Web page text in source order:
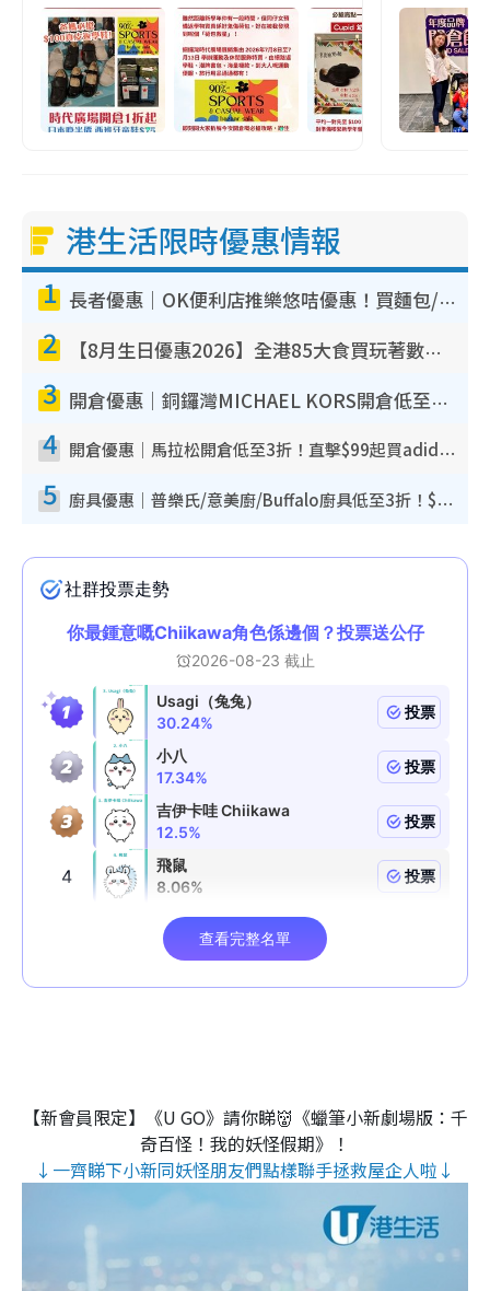
港生活限時優惠情報
1 長者優惠｜OK便利店推樂悠咭優惠！買麵包/牛奶/保健品拍卡即減
2 【8月生日優惠2026】全港85大食買玩著數攻略 自助餐/火鍋放題同行免費＋誠品/DONKI送現金券
3 開倉優惠｜銅鑼灣MICHAEL KORS開倉低至17折！直擊$500起買手袋/銀包/鞋款 必買經典Jet Set系列
4 開倉優惠｜馬拉松開倉低至3折！直擊$99起買adidas／New Balance／Puma鞋款 STANLEY保溫杯劈價至$119起
5 廚具優惠｜普樂氏/意美廚/Buffalo廚具低至3折！$89起買煎鍋／炒鑊／個人鍋 同場小家電激減至$99起
【新會員限定】《U GO》請你睇👹《蠟筆小新劇場版：千
奇百怪！我的妖怪假期》！
↓一齊睇下小新同妖怪朋友們點樣聯手拯救屋企人啦↓